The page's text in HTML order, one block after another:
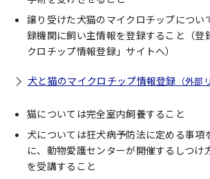
譲り受けた犬猫のマイクロチップについ
録機関に飼い主情報を登録すること（登
クロチップ情報登録」サイトへ）
犬と猫のマイクロチップ情報登録 （外部
猫については完全室内飼養すること
犬については狂犬病予防法に定める事項
に、動物愛護センターが開催するしつけ
を受講すること